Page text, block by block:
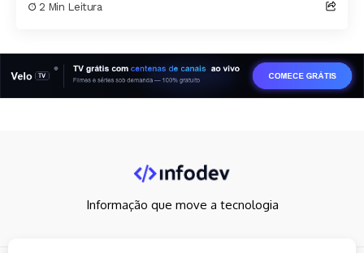
2 Min Leitura
Informação que move a tecnologia